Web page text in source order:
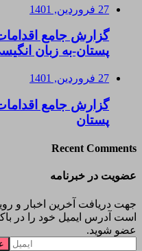
27 فروردین, 1401
گزارش جامع
پستان-به زبان
27 فروردین, 1401
گزارش جامع
پستان
Recent Comments
عضویت در خبرنامه
جهت دریافت آخرین اخبار و
است آدرس ایمیل خود را در
عضو شوید.